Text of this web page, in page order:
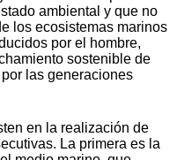
ambiental y que no
los ecosistemas marinos
por el hombre,
sostenible de
las generaciones
en la realización de
La primera es la